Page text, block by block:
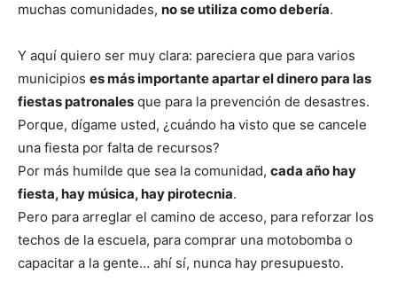
muchas comunidades, no se utiliza como debería.
Y aquí quiero ser muy clara: pareciera que para varios
municipios es más importante apartar el dinero para las
fiestas patronales que para la prevención de desastres.
Porque, dígame usted, ¿cuándo ha visto que se cancele
una fiesta por falta de recursos?
Por más humilde que sea la comunidad, cada año hay
fiesta, hay música, hay pirotecnia.
Pero para arreglar el camino de acceso, para reforzar los
techos de la escuela, para comprar una motobomba o
capacitar a la gente… ahí sí, nunca hay presupuesto.